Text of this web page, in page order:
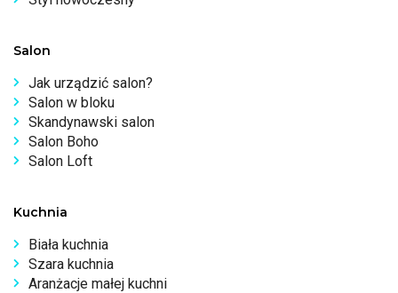
Salon
Jak urządzić salon?
Salon w bloku
Skandynawski salon
Salon Boho
Salon Loft
Kuchnia
Biała kuchnia
Szara kuchnia
Aranżacje małej kuchni